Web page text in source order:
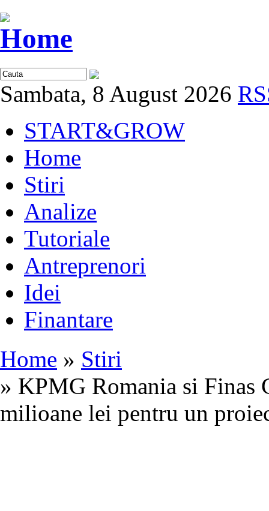
Sambata, 8 August 2026
START&GROW
Home
Stiri
Analize
Tutoriale
Antreprenori
Idei
Finantare
Home » Stiri
» KPMG Romania si Finas
milioane lei pentru un